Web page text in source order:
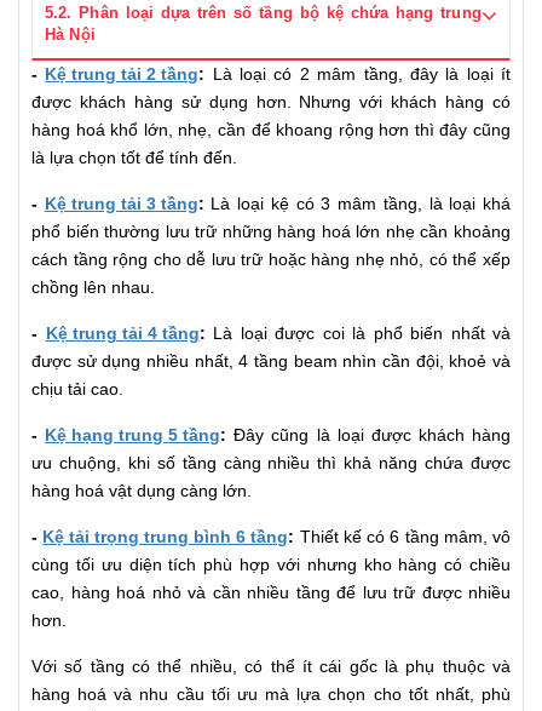
5.2. Phân loại dựa trên số tầng bộ kệ chứa hạng trung
Hà Nội
- Kệ trung tải 2 tầng: Là loại có 2 mâm tầng, đây là loại ít
được khách hàng sử dụng hơn. Nhưng với khách hàng có
hàng hoá khổ lớn, nhẹ, cần để khoang rộng hơn thì đây cũng
là lựa chọn tốt để tính đến.
- Kệ trung tải 3 tầng: Là loại kệ có 3 mâm tầng, là loại khá
phổ biến thường lưu trữ những hàng hoá lớn nhẹ cần khoảng
cách tầng rộng cho dễ lưu trữ hoặc hàng nhẹ nhỏ, có thể xếp
chồng lên nhau.
- Kệ trung tải 4 tầng: Là loại được coi là phổ biến nhất và
được sử dụng nhiều nhất, 4 tầng beam nhìn cần đội, khoẻ và
chịu tải cao.
- Kệ hạng trung 5 tầng:Đây cũng là loại được khách hàng
ưu chuộng, khi số tầng càng nhiều thì khả năng chứa được
hàng hoá vật dụng càng lớn.
- Kệ tải trọng trung bình 6 tầng: Thiết kế có 6 tầng mâm, vô
cùng tối ưu diện tích phù hợp với nhưng kho hàng có chiều
cao, hàng hoá nhỏ và cần nhiều tầng để lưu trữ được nhiều
hơn.
Với số tầng có thể nhiều, có thể ít cái gốc là phụ thuộc và
hàng hoá và nhu cầu tối ưu mà lựa chọn cho tốt nhất, phù